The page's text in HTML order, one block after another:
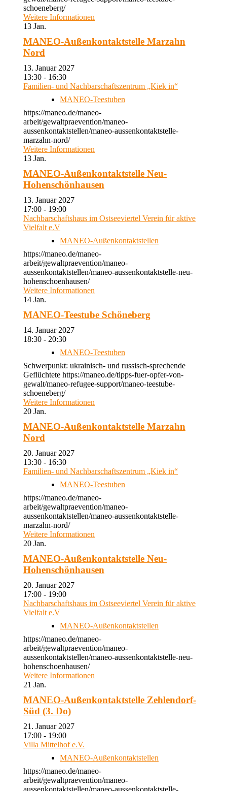
schoeneberg/
Weitere Informationen
13 Jan.
MANEO-Außenkontaktstelle Marzahn
Nord
13. Januar 2027
13:30 - 16:30
Familien- und Nachbarschaftszentrum „Kiek in“
MANEO-Teestuben
https://maneo.de/maneo-
arbeit/gewaltpraevention/maneo-
aussenkontaktstellen/maneo-aussenkontaktstelle-
marzahn-nord/
Weitere Informationen
13 Jan.
MANEO-Außenkontaktstelle Neu-
Hohenschönhausen
13. Januar 2027
17:00 - 19:00
Nachbarschaftshaus im Ostseeviertel Verein für aktive
Vielfalt e.V
MANEO-Außenkontaktstellen
https://maneo.de/maneo-
arbeit/gewaltpraevention/maneo-
aussenkontaktstellen/maneo-aussenkontaktstelle-neu-
hohenschoenhausen/
Weitere Informationen
14 Jan.
MANEO-Teestube Schöneberg
14. Januar 2027
18:30 - 20:30
MANEO-Teestuben
Schwerpunkt: ukrainisch- und russisch-sprechende
Geflüchtete https://maneo.de/tipps-fuer-opfer-von-
gewalt/maneo-refugee-support/maneo-teestube-
schoeneberg/
Weitere Informationen
20 Jan.
MANEO-Außenkontaktstelle Marzahn
Nord
20. Januar 2027
13:30 - 16:30
Familien- und Nachbarschaftszentrum „Kiek in“
MANEO-Teestuben
https://maneo.de/maneo-
arbeit/gewaltpraevention/maneo-
aussenkontaktstellen/maneo-aussenkontaktstelle-
marzahn-nord/
Weitere Informationen
20 Jan.
MANEO-Außenkontaktstelle Neu-
Hohenschönhausen
20. Januar 2027
17:00 - 19:00
Nachbarschaftshaus im Ostseeviertel Verein für aktive
Vielfalt e.V
MANEO-Außenkontaktstellen
https://maneo.de/maneo-
arbeit/gewaltpraevention/maneo-
aussenkontaktstellen/maneo-aussenkontaktstelle-neu-
hohenschoenhausen/
Weitere Informationen
21 Jan.
MANEO-Außenkontaktstelle Zehlendorf-
Süd (3. Do)
21. Januar 2027
17:00 - 19:00
Villa Mittelhof e.V.
MANEO-Außenkontaktstellen
https://maneo.de/maneo-
arbeit/gewaltpraevention/maneo-
aussenkontaktstellen/maneo-aussenkontaktstelle-